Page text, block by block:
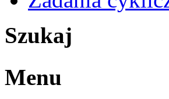
Szukaj
Menu